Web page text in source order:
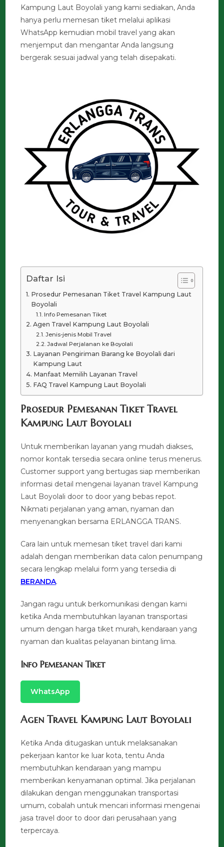
Kampung Laut Boyolali yang kami sediakan, Anda
hanya perlu memesan tiket melalui aplikasi
WhatsApp kemudian mobil travel yang akan
menjemput dan mengantar Anda langsung
bergerak sesuai jadwal yang telah disepakati.
Daftar Isi
Prosedur Pemesanan Tiket Travel Kampung Laut
Boyolali
Info Pemesanan Tiket
Agen Travel Kampung Laut Boyolali
Jenis-jenis Mobil Travel
Jadwal Perjalanan ke Boyolali
Layanan Pengiriman Barang ke Boyolali dari
Kampung Laut
Manfaat Memilih Layanan Travel
FAQ Travel Kampung Laut Boyolali
Prosedur Pemesanan Tiket Travel
Kampung Laut Boyolali
Untuk memberikan layanan yang mudah diakses,
nomor kontak tersedia secara online terus menerus.
Customer support yang bertugas siap memberikan
informasi detail mengenai layanan travel Kampung
Laut Boyolali door to door yang bebas repot.
Nikmati perjalanan yang aman, nyaman dan
menyenangkan bersama ERLANGGA TRANS.
Cara lain untuk memesan tiket travel dari kami
adalah dengan memberikan data calon penumpang
secara lengkap melalui form yang tersedia di
BERANDA.
Jangan ragu untuk berkomunikasi dengan kami
ketika Anda membutuhkan layanan transportasi
umum dengan harga tiket murah, kendaraan yang
nyaman dan kualitas pelayanan bintang lima.
Info Pemesanan Tiket
WhatsApp
Agen Travel Kampung Laut Boyolali
Ketika Anda ditugaskan untuk melaksanakan
pekerjaan kantor ke luar kota, tentu Anda
membutuhkan kendaraan yang mampu
memberikan kenyamanan optimal. Jika perjalanan
dilakukan dengan menggunakan transportasi
umum, cobalah untuk mencari informasi mengenai
jasa travel door to door dari perusahaan yang
terpercaya.